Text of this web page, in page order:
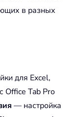
в разных
для Excel,
Office Tab Pro
— настройка